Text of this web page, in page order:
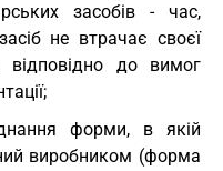
засобів - час,
не втрачає своєї
відповідно до вимог
форми, в якій
виробником (форма